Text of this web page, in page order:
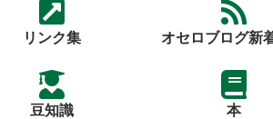
リンク集 オセロブログ新
豆知識 本